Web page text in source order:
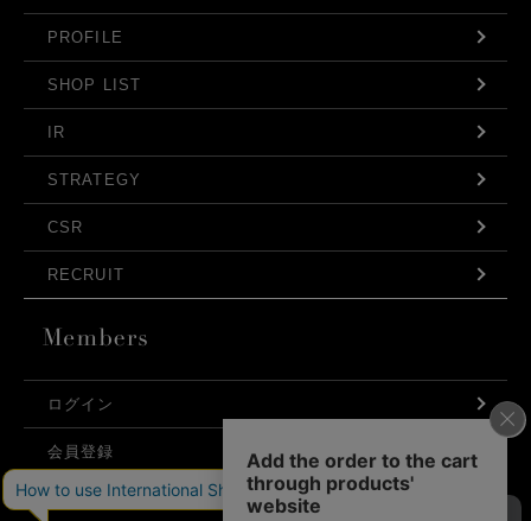
PROFILE
SHOP LIST
IR
STRATEGY
CSR
RECRUIT
ログイン
会員登録
利用規約